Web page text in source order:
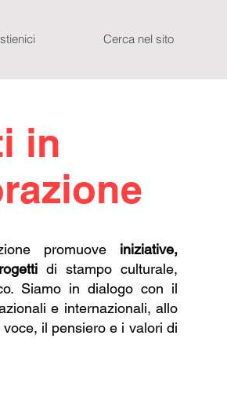
Cerca nel sito
in
promuove iniziative,
di stampo culturale,
Siamo in dialogo con il
e internazionali, allo
il pensiero e i valori di